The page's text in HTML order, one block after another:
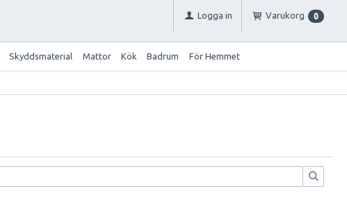
Logga in Varukorg 0
Skyddsmaterial Mattor Kök Badrum För Hemmet